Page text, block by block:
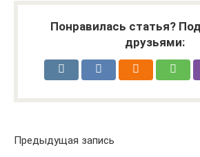
Понравилась статья?
друзьями:
Предыдущая запись